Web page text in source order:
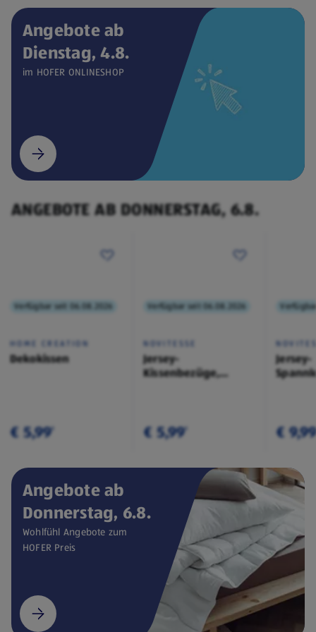
Verfügbar seit 04.08.2026
ONLINESHOP
€ 449,00
Angebote ab
Dienstag, 4.8.
im HOFER ONLINESHOP
(öffnet in einem neuen Tab)
ANGEBOTE AB DONNERSTAG, 6.8.
Verfügbar seit 06.08.2026
HOME CREATION
Dekokissen
€ 5,99¹
Verfügbar seit 06.08.2026
NOVITESSE
Jersey-
Kissenbezüge,
€ 5,99¹
Jersey-
€
Angebote ab
Donnerstag, 6.8.
Wohlfühl Angebote zum
HOFER Preis